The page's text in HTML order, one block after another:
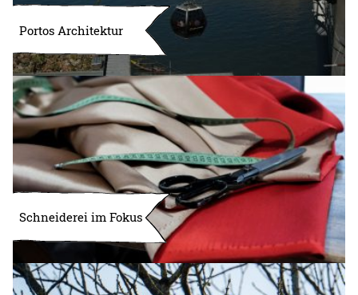
Portos Architektur
Schneiderei im Fokus